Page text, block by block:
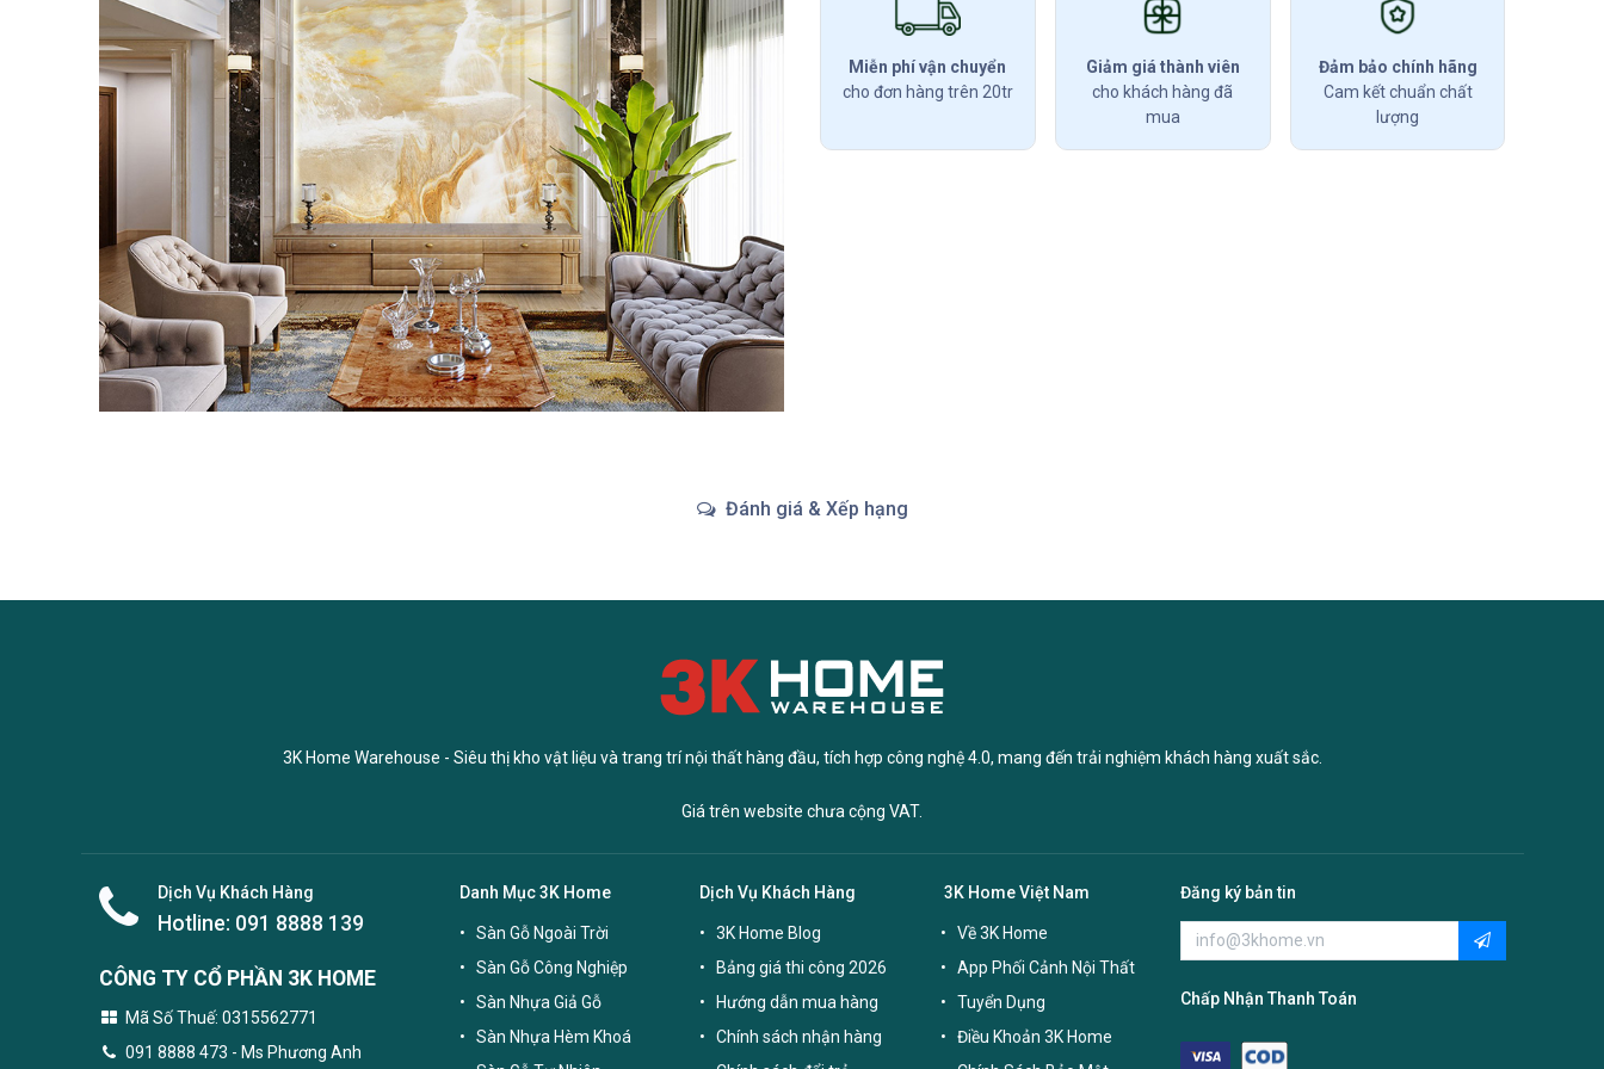
Miễn phí vận chuyển
cho đơn hàng trên 20tr
Giảm giá thành viên
cho khách hàng đã
mua
Đảm bảo chính hãng
Cam kết chuẩn chất
lượng
Đánh giá & Xếp hạng
3K Home Warehouse - Siêu thị kho vật liệu và trang trí nội thất hàng đầu, tích hợp công nghệ 4.0, mang đến trải nghiệm khách hàng xuất sắc.
Giá trên website chưa cộng VAT.
Dịch Vụ Khách Hàng
Hotline: 091 8888 139
CÔNG TY CỔ PHẦN 3K HOME
Mã Số Thuế: 0315562771
091 8888 473 - Ms Phương Anh
Danh Mục 3K Home
Sàn Gỗ Ngoài Trời
Sàn Gỗ Công Nghiệp
Sàn Nhựa Giả Gỗ
Sàn Nhựa Hèm Khoá
Dịch Vụ Khách Hàng
3K Home Blog
Bảng giá thi công 2026
Hướng dẫn mua hàng
Chính sách nhận hàng
3K Home Việt Nam
Về 3K Home
App Phối Cảnh Nội Thất
Tuyển Dụng
Điều Khoản 3K Home
Đăng ký bản tin
Chấp Nhận Thanh Toán